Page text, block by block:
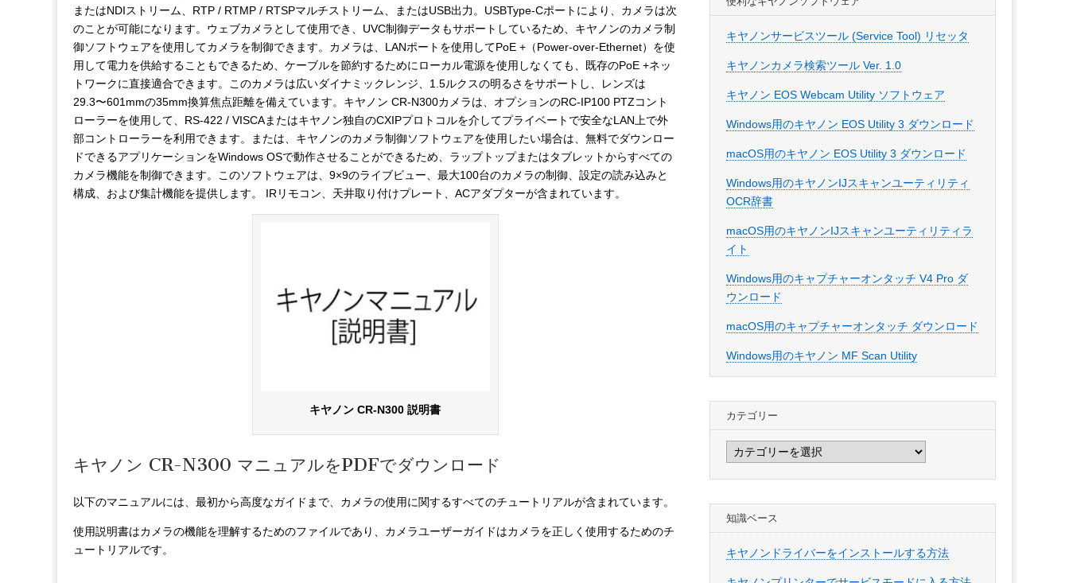
またはNDIストリーム、RTP / RTMP / RTSPマルチストリーム、またはUSB出力。USBType-Cポートにより、カメラは次
のことが可能になります。ウェブカメラとして使用でき、UVC制御データもサポートしているため、キヤノンのカメラ制
御ソフトウェアを使用してカメラを制御できます。カメラは、LANポートを使用してPoE +（Power-over-Ethernet）を使
用して電力を供給することもできるため、ケーブルを節約するためにローカル電源を使用しなくても、既存のPoE +ネッ
トワークに直接適合できます。このカメラは広いダイナミックレンジ、1.5ルクスの明るさをサポートし、レンズは
29.3〜601mmの35mm換算焦点距離を備えています。キヤノン CR-N300カメラは、オプションのRC-IP100 PTZコント
ローラーを使用して、RS-422 / VISCAまたはキヤノン独自のCXIPプロトコルを介してプライベートで安全なLAN上で外
部コントローラーを利用できます。または、キヤノンのカメラ制御ソフトウェアを使用したい場合は、無料でダウンロー
ドできるアプリケーションをWindows OSで動作させることができるため、ラップトップまたはタブレットからすべての
カメラ機能を制御できます。このソフトウェアは、9×9のライブビュー、最大100台のカメラの制御、設定の読み込みと
構成、および集計機能を提供します。 IRリモコン、天井取り付けプレート、ACアダプターが含まれています。
キヤノン CR-N300 説明書
キヤノン CR-N300 マニュアルをPDFでダウンロード
以下のマニュアルには、最初から高度なガイドまで、カメラの使用に関するすべてのチュートリアルが含まれています。
使用説明書はカメラの機能を理解するためのファイルであり、カメラユーザーガイドはカメラを正しく使用するためのチ
ュートリアルです。
キヤノンサービスツール (Service Tool) リセッタ
キヤノンカメラ検索ツール Ver. 1.0
キヤノン EOS Webcam Utility ソフトウェア
Windows用のキヤノン EOS Utility 3 ダウンロード
macOS用のキヤノン EOS Utility 3 ダウンロード
Windows用のキヤノンIJスキャンユーティリティ
OCR辞書
macOS用のキヤノンIJスキャンユーティリティラ
イト
Windows用のキャプチャーオンタッチ V4 Pro ダ
ウンロード
macOS用のキャプチャーオンタッチ ダウンロード
Windows用のキヤノン MF Scan Utility
カテゴリー
リ
知識ベース
キヤノンドライバーをインストールする方法